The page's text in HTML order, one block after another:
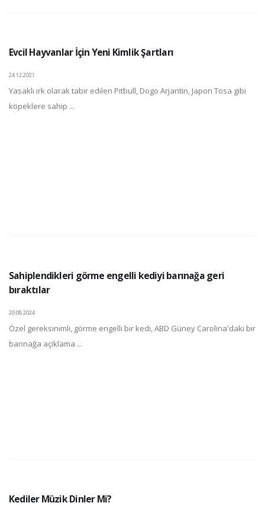
Evcil Hayvanlar İçin Yeni Kimlik Şartları
24.12.2021
Yasaklı ırk olarak tabir edilen Pitbull, Dogo Arjantin, Japon Tosa gibi
köpeklere sahip ...
Sahiplendikleri görme engelli kediyi barınağa geri
bıraktılar
20.08.2024
Özel gereksinimli, görme engelli bir kedi, ABD Güney Carolina'daki bir
barınağa açıklama ...
Kediler Müzik Dinler Mi?